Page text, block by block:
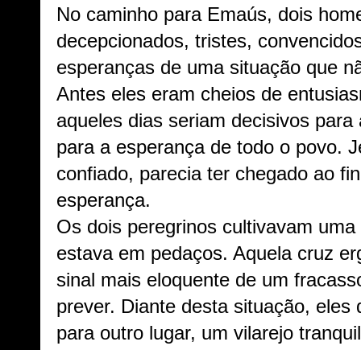
No caminho para Emaús, dois
decepcionados, tristes,
esperanças de uma situação que
Antes eles eram cheios de
aqueles dias seriam decisivos
para a esperança de todo o povo.
confiado, parecia ter chegado ao
esperança.
Os dois peregrinos cultivavam
estava em pedaços. Aquela cruz
sinal mais eloquente de um
prever. Diante desta situação, eles
para outro lugar, um vilarejo